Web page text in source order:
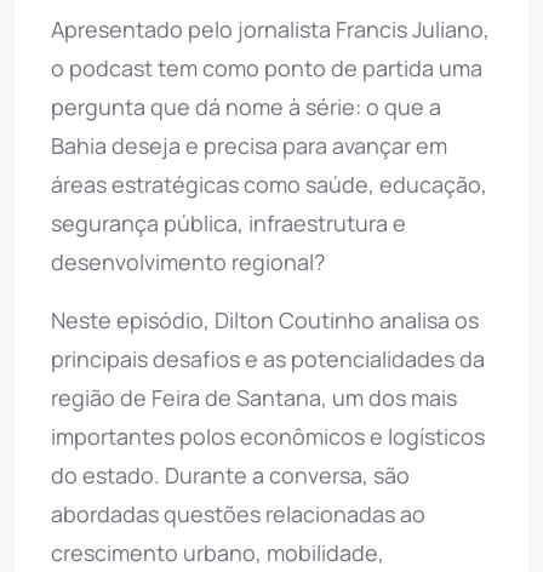
Apresentado pelo jornalista Francis Juliano,
o podcast tem como ponto de partida uma
pergunta que dá nome à série: o que a
Bahia deseja e precisa para avançar em
áreas estratégicas como saúde, educação,
segurança pública, infraestrutura e
desenvolvimento regional?
Neste episódio, Dilton Coutinho analisa os
principais desafios e as potencialidades da
região de Feira de Santana, um dos mais
importantes polos econômicos e logísticos
do estado. Durante a conversa, são
abordadas questões relacionadas ao
crescimento urbano, mobilidade,